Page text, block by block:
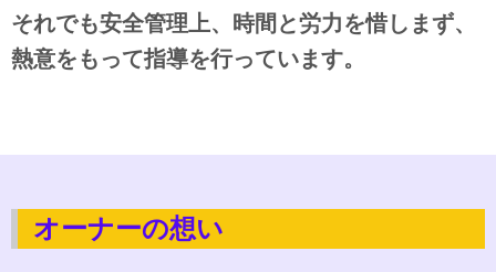
それでも安全管理上、時間と労力を惜しまず、
熱意をもって指導を行っています。
オーナーの想い